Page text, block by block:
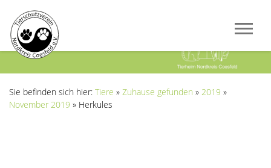
Sie befinden sich hier: Tiere » Zuhause gefunden » 2019 »
November 2019 » Herkules